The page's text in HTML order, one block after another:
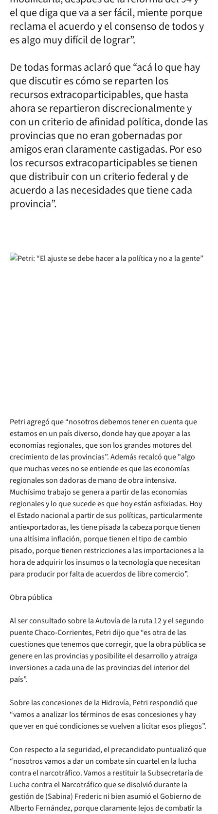
el que diga que va a ser fácil, miente porque
reclama el acuerdo y el consenso de todos y
es algo muy difícil de lograr”.
De todas formas aclaró que “acá lo que hay
que discutir es cómo se reparten los
recursos extracoparticipables, que hasta
ahora se repartieron discrecionalmente y
con un criterio de afinidad política, donde las
provincias que no eran gobernadas por
amigos eran claramente castigadas. Por eso
los recursos extracoparticipables se tienen
que distribuir con un criterio federal y de
acuerdo a las necesidades que tiene cada
provincia”.
Petri agregó que “nosotros debemos tener en cuenta que
estamos en un país diverso, donde hay que apoyar a las
economías regionales, que son los grandes motores del
crecimiento de las provincias”. Además recalcó que "algo
que muchas veces no se entiende es que las economías
regionales son dadoras de mano de obra intensiva.
Muchísimo trabajo se genera a partir de las economías
regionales y lo que sucede es que hoy están asfixiadas. Hoy
el Estado nacional a partir de sus políticas, particularmente
antiexportadoras, les tiene pisada la cabeza porque tienen
una altísima inflación, porque tienen el tipo de cambio
pisado, porque tienen restricciones a las importaciones a la
hora de adquirir los insumos o la tecnología que necesitan
para producir por falta de acuerdos de libre comercio”.
Obra pública
Al ser consultado sobre la Autovía de la ruta 12 y el segundo
puente Chaco-Corrientes, Petri dijo que “es otra de las
cuestiones que tenemos que corregir, que la obra pública se
genere en las provincias y posibilite el desarrollo y atraiga
inversiones a cada una de las provincias del interior del
país”.
Sobre las concesiones de la Hidrovía, Petri respondió que
“vamos a analizar los términos de esas concesiones y hay
que ver en qué condiciones se vuelven a licitar esos pliegos”.
Con respecto a la seguridad, el precandidato puntualizó que
“nosotros vamos a dar un combate sin cuartel en la lucha
contra el narcotráfico. Vamos a restituir la Subsecretaría de
Lucha contra el Narcotráfico que se disolvió durante la
gestión de (Sabina) Frederic ni bien asumió el Gobierno de
Alberto Fernández, porque claramente lejos de combatir la